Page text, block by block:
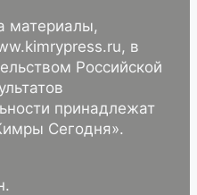
материалы,
в
Российской
принадлежат
Сегодня».